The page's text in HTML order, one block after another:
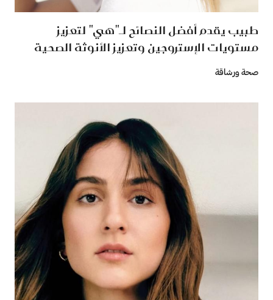
طبيب يقدم أفضل النصائح لـ"هي" لتعزيز
مستويات الإستروجين وتعزيز الأنوثة الصحية
صحة ورشاقة